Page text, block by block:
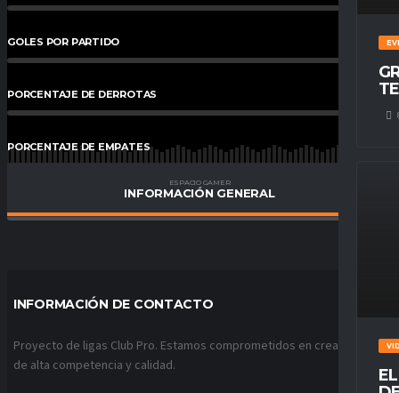
GOLES POR PARTIDO %
PORCENTAJE DE DERROTAS %
PORCENTAJE DE EMPATES
PORCENTAJE DE VICTORIAS
ESPACIO GAMER
INFORMACIÓN GENERAL
INFORMACIÓN DE CONTACTO
Proyecto de ligas Club Pro. Estamos comprometidos en crear ligas
de alta competencia y calidad.